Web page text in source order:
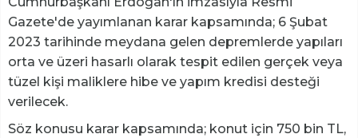
Gazete'de yayımlanan karar kapsamında; 6 Şubat
2023 tarihinde meydana gelen depremlerde yapıları
orta ve üzeri hasarlı olarak tespit edilen gerçek veya
tüzel kişi maliklere hibe ve yapım kredisi desteği
verilecek.
Söz konusu karar kapsamında; konut için 750 bin TL,